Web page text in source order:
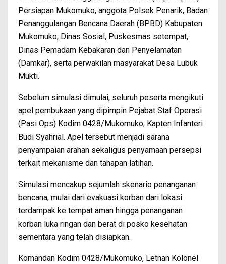
Persiapan Mukomuko, anggota Polsek Penarik, Badan
Penanggulangan Bencana Daerah (BPBD) Kabupaten
Mukomuko, Dinas Sosial, Puskesmas setempat,
Dinas Pemadam Kebakaran dan Penyelamatan
(Damkar), serta perwakilan masyarakat Desa Lubuk
Mukti.
Sebelum simulasi dimulai, seluruh peserta mengikuti
apel pembukaan yang dipimpin Pejabat Staf Operasi
(Pasi Ops) Kodim 0428/Mukomuko, Kapten Infanteri
Budi Syahrial. Apel tersebut menjadi sarana
penyampaian arahan sekaligus penyamaan persepsi
terkait mekanisme dan tahapan latihan.
Simulasi mencakup sejumlah skenario penanganan
bencana, mulai dari evakuasi korban dari lokasi
terdampak ke tempat aman hingga penanganan
korban luka ringan dan berat di posko kesehatan
sementara yang telah disiapkan.
Komandan Kodim 0428/Mukomuko, Letnan Kolonel